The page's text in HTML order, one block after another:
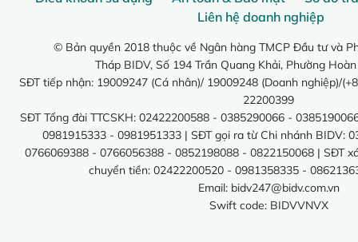
Liên hệ doanh nghiệp
© Bản quyền 2018 thuộc về Ngân hàng TMCP Đầu tư và
Tháp BIDV, Số 194 Trần Quang Khải, Phường
SĐT tiếp nhận: 19009247 (Cá nhân)/ 19009248 (Doanh nghiệp)/
22200399
SĐT Tổng đài TTCSKH: 02422200588 - 0385290066 -
0981915333 - 0981951333 | SĐT gọi ra từ Chi nhánh BIDV:
0766069388 - 0766056388 - 0852198088 - 0822150068 | SĐT
chuyển tiền: 02422200520 - 0981358335 -
Email: bidv247@bidv.com.vn
Swift code: BIDVVNVX